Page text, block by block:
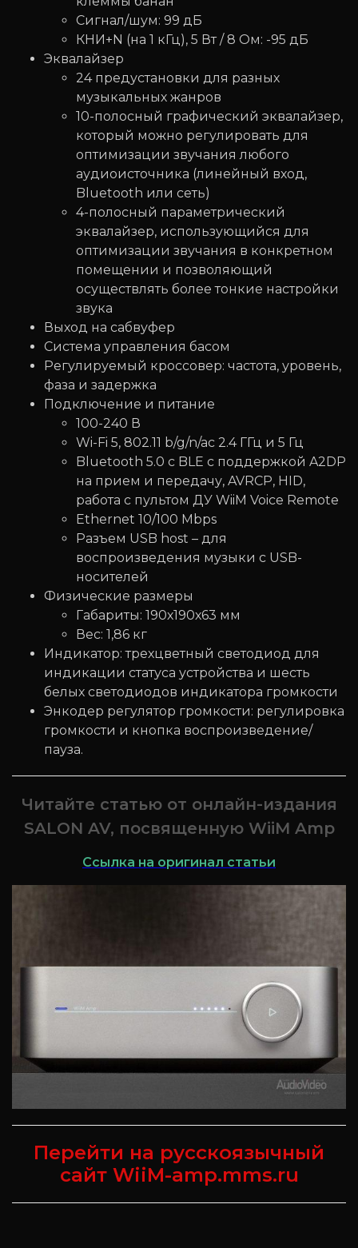
Сигнал/шум: 99 дБ
КНИ+N (на 1 кГц), 5 Вт / 8 Ом: -95 дБ
Эквалайзер
24 предустановки для разных
музыкальных жанров
10-полосный графический эквалайзер,
который можно регулировать для
оптимизации звучания любого
аудиоисточника (линейный вход,
Bluetooth или сеть)
4-полосный параметрический
эквалайзер, использующийся для
оптимизации звучания в конкретном
помещении и позволяющий
осуществлять более тонкие настройки
звука
Выход на сабвуфер
Система управления басом
Регулируемый кроссовер: частота, уровень,
фаза и задержка
Подключение и питание
100-240 В
Wi-Fi 5, 802.11 b/g/n/ac 2.4 ГГц и 5 Гц
Bluetooth 5.0 с BLE с поддержкой A2DP
на прием и передачу, AVRCP, HID,
работа с пультом ДУ WiiM Voice Remote
Ethernet 10/100 Mbps
Разъем USB host – для
воспроизведения музыки с USB-
носителей
Физические размеры
Габариты: 190х190х63 мм
Вес: 1,86 кг
Индикатор: трехцветный светодиод для
индикации статуса устройства и шесть
белых светодиодов индикатора громкости
Энкодер регулятор громкости: регулировка
громкости и кнопка воспроизведение/
пауза.
Читайте статью от онлайн-издания
SALON AV, посвященную WiiM Amp
Ссылка на оригинал статьи
Перейти на русскоязычный
сайт WiiM-amp.mms.ru